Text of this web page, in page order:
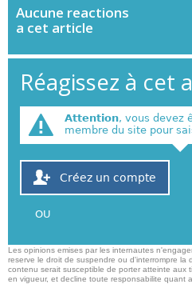
Aucune reactions
a cet article
Réagissez à cet
Attention, vous devez
membre du site pour
Créez un compte
OU
Les opinions emises par les internautes
reserve le droit de suspendre ou d'interrompre la
contenu serait susceptible de porter atteinte aux
en vigueur, et decline toute responsabilite quant